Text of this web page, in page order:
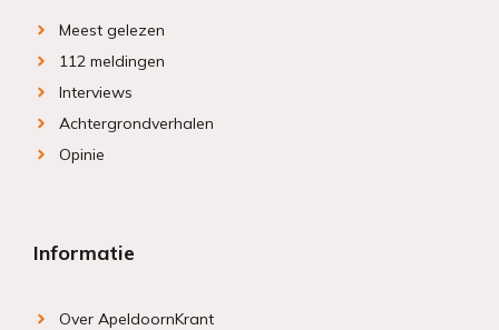
Meest gelezen
112 meldingen
Interviews
Achtergrondverhalen
Opinie
Informatie
Over ApeldoornKrant